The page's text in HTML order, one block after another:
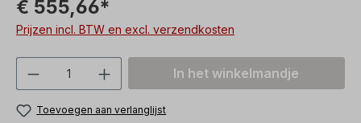
€ 555,66*
Prijzen incl. BTW en excl. verzendkosten
Producthoeveelheid: Voer de
In het winkelmandje
Toevoegen aan verlanglijst